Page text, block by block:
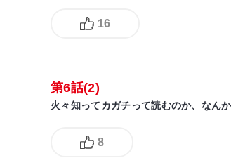
16
第6話(2)
火々知ってカガチって読むのか、なん
8